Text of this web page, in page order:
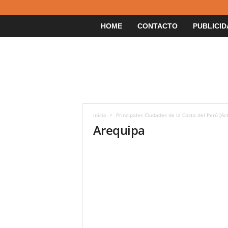
HOME CONTACTO
Inicio Principales Ciudades de la Costa del Perú
Arequipa